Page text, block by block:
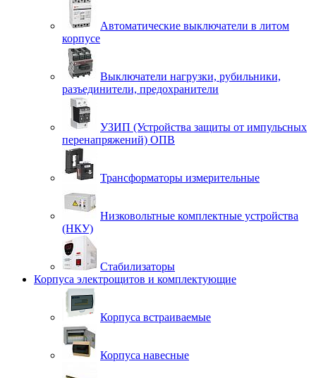
Автоматические выключатели в литом
корпусе
Выключатели нагрузки, рубильники,
разъединители, предохранители
УЗИП (Устройства защиты от импульсных
перенапряжений) ОПВ
Трансформаторы измерительные
Низковольтные комплектные устройства
(НКУ)
Стабилизаторы
Корпуса электрощитов и комплектующие
Корпуса встраиваемые
Корпуса навесные